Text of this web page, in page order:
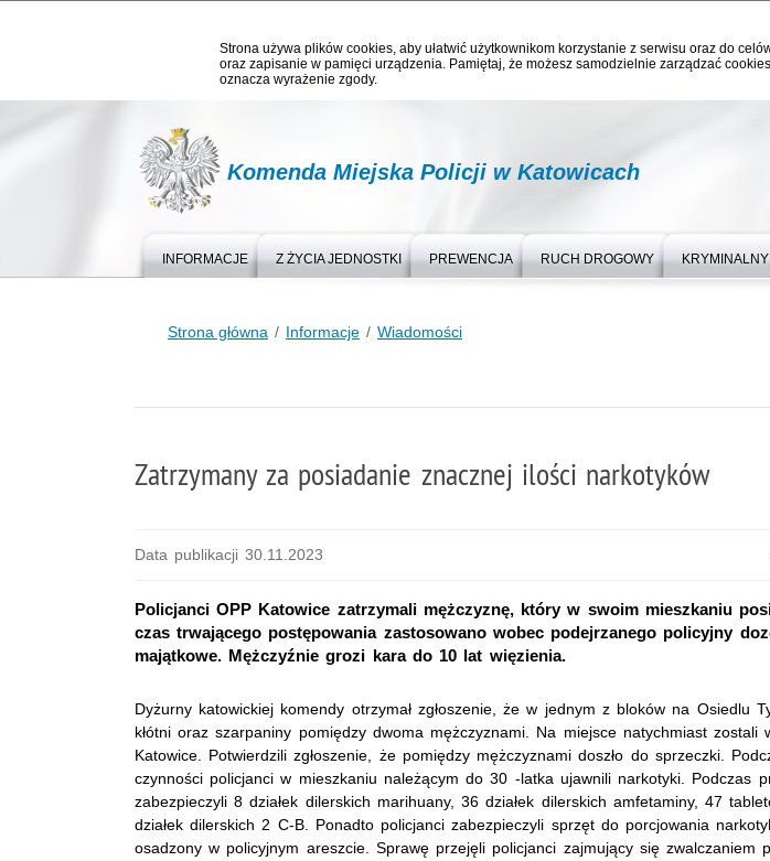
Strona używa plików cookies, aby ułatwić użytkownikom korzystanie z serwisu oraz do
oraz zapisanie w pamięci urządzenia. Pamiętaj, że możesz samodzielnie zarządzać
oznacza wyrażenie zgody.
Komenda Miejska Policji w Katowicach
INFORMACJE Z ŻYCIA JEDNOSTKI PREWENCJA RUCH DROGOWY KRYMINALNY
Strona główna Informacje Wiadomości
Zatrzymany za posiadanie znacznej ilości narkotyków
Data publikacji 30.11.2023
Policjanci OPP Katowice zatrzymali mężczyznę, który w swoim mieszkaniu
czas trwającego postępowania zastosowano wobec podejrzanego policyjny
majątkowe. Mężczyźnie grozi kara do 10 lat więzienia.
Dyżurny katowickiej komendy otrzymał zgłoszenie, że w jednym z bloków na Osiedlu
kłótni oraz szarpaniny pomiędzy dwoma mężczyznami. Na miejsce natychmiast zostali
Katowice. Potwierdzili zgłoszenie, że pomiędzy mężczyznami doszło do sprzeczki.
czynności policjanci w mieszkaniu należącym do 30 -latka ujawnili narkotyki. Podczas
zabezpieczyli 8 działek dilerskich marihuany, 36 działek dilerskich amfetaminy, 47
działek dilerskich 2 C-B. Ponadto policjanci zabezpieczyli sprzęt do porcjowania
osadzony w policyjnym areszcie. Sprawę przejęli policjanci zajmujący się zwalczaniem